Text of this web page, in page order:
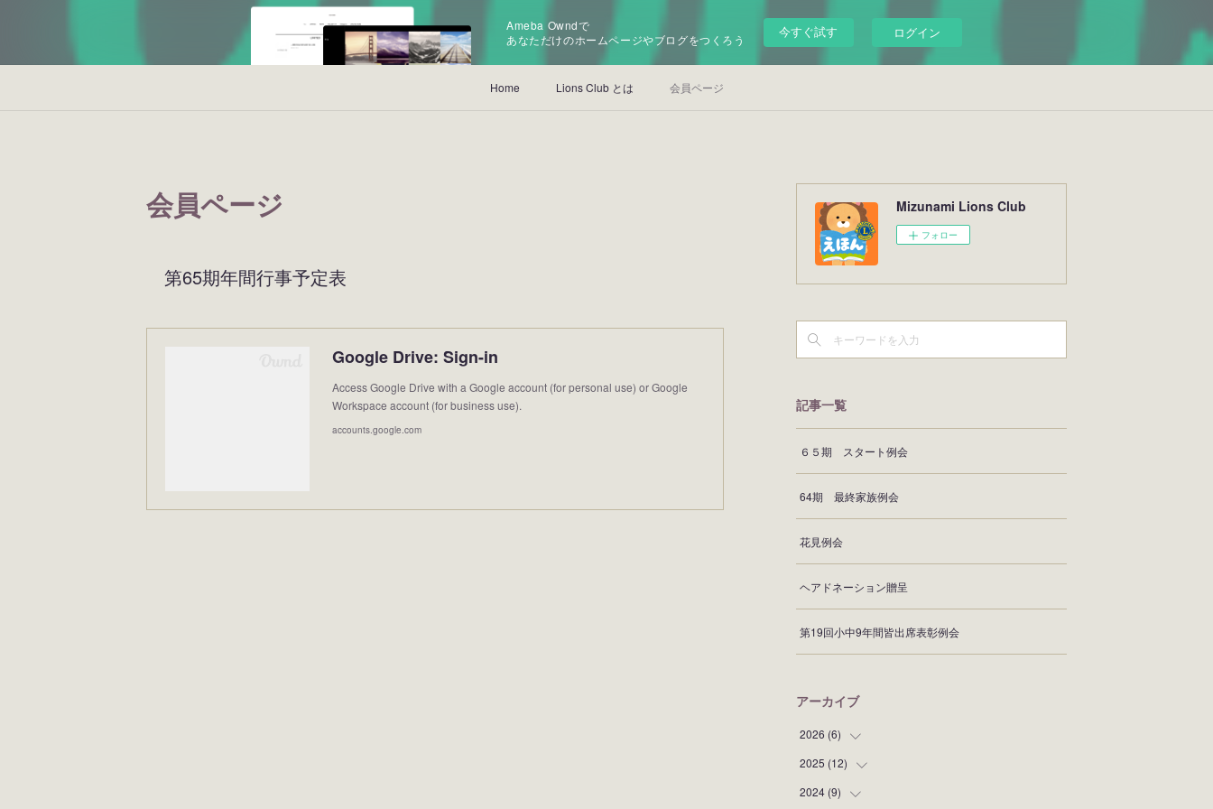
Ameba Owndで
あなただけのホームページやブログをつくろう
今すぐ試す ログイン
Home Lions Club とは 会員ページ
会員ページ
第65期年間行事予定表
Google Drive: Sign-in
Access Google Drive with a Google account (for personal use) or Google
Workspace account (for business use).
accounts.google.com
Mizunami Lions Club
フォロー
記事一覧
６５期 スタート例会
64期 最終家族例会
花見例会
ヘアドネーション贈呈
第19回小中9年間皆出席表彰例会
アーカイブ
2026 (6)
(1
(
)
2025 (12)
(
)
2024 (9)